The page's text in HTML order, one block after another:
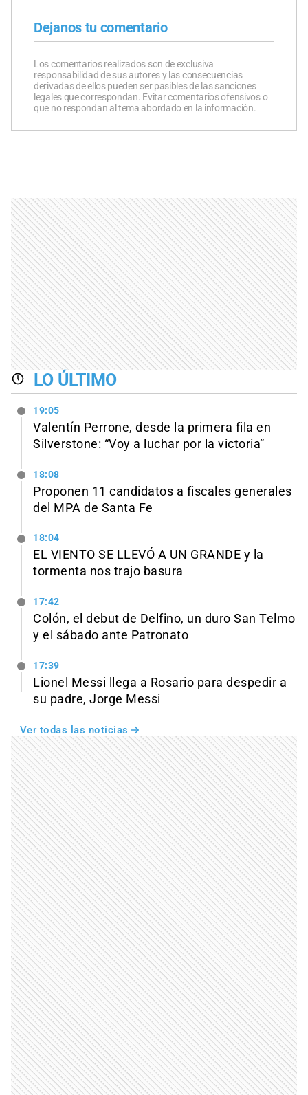
Dejanos tu comentario
Los comentarios realizados son de exclusiva
responsabilidad de sus autores y las consecuencias
derivadas de ellos pueden ser pasibles de las sanciones
legales que correspondan. Evitar comentarios ofensivos o
que no respondan al tema abordado en la información.
LO ÚLTIMO
19:05
Valentín Perrone, desde la primera fila en
Silverstone: “Voy a luchar por la victoria”
18:08
Proponen 11 candidatos a fiscales generales
del MPA de Santa Fe
18:04
EL VIENTO SE LLEVÓ A UN GRANDE y la
tormenta nos trajo basura
17:42
Colón, el debut de Delfino, un duro San Telmo
y el sábado ante Patronato
17:39
Lionel Messi llega a Rosario para despedir a
su padre, Jorge Messi
Ver todas las noticias